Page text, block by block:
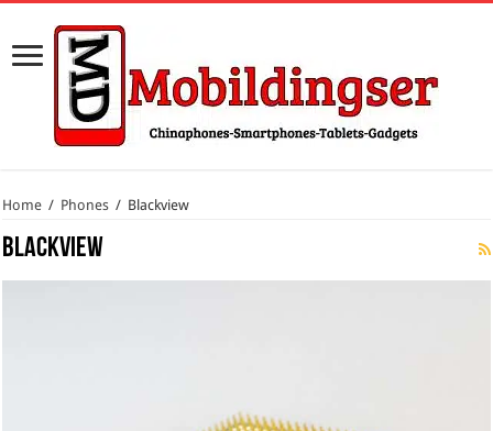
Home / Phones / Blackview
Blackview